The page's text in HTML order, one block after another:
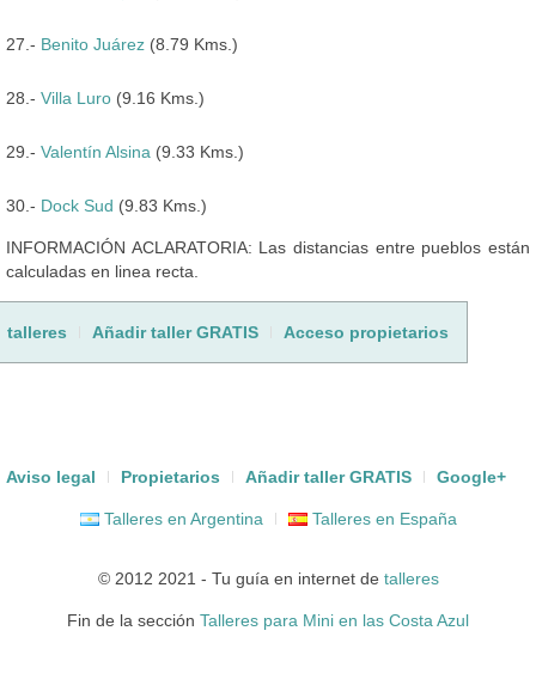
27.- Benito Juárez (8.79 Kms.)
28.- Villa Luro (9.16 Kms.)
29.- Valentín Alsina (9.33 Kms.)
30.- Dock Sud (9.83 Kms.)
INFORMACIÓN ACLARATORIA: Las distancias entre pueblos están
calculadas en linea recta.
talleres Añadir taller GRATIS Acceso propietarios
Aviso legal Propietarios Añadir taller GRATIS Google+
Talleres en Argentina Talleres en España
© 2012 2021 - Tu guía en internet de talleres
Fin de la sección Talleres para Mini en las Costa Azul